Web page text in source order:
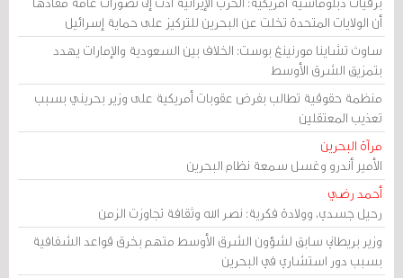
أن الولايات المتحدة تخلت عن البحرين للتركيز على حماية إسرائيل
ساوث تشاينا مورنينغ بوست: الخلاف بين السعودية والإمارات يهدد
بتمزيق الشرق الأوسط
منظمة حقوقية تطالب بفرض عقوبات أمريكية على وزير بحريني بسبب
تعذيب المعتقلين
مرآة البحرين
الأمير أندرو وغسل سمعة نظام البحرين
أحمد رضي
رحيل جسدي، وولادة فكرية: نصر الله وثقافة تجاوزت الزمن
وزير بريطاني سابق لشؤون الشرق الأوسط متهم بخرق قواعد الشفافية
بسبب دور استشاري في البحرين